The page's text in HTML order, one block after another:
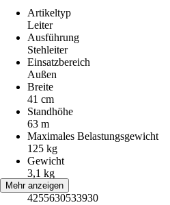
Artikeltyp
Leiter
Ausführung
Stehleiter
Einsatzbereich
Außen
Breite
41 cm
Standhöhe
63 m
Maximales Belastungsgewicht
125 kg
Gewicht
3,1 kg
EAN
4255630533930
Mehr anzeigen